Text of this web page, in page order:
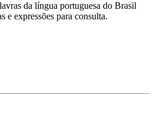
da língua portuguesa do Brasil
e expressões para consulta.